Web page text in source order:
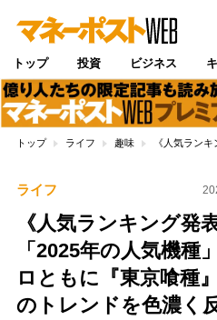
トップ 投資 ビジネス
トップ ライフ 趣味 《人気ラン
ライフ
《人気ランキング発
「2025年の人気機種
ロともに『東京喰種
のトレンドを色濃く